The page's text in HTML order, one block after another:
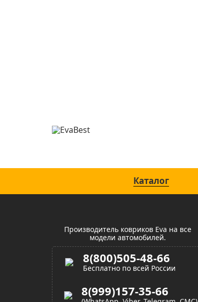
Каталог
Производитель ковриков Eva на все
модели автомобилей.
8(800)505-48-66
Бесплатно по всей России
8(999)157-35-66